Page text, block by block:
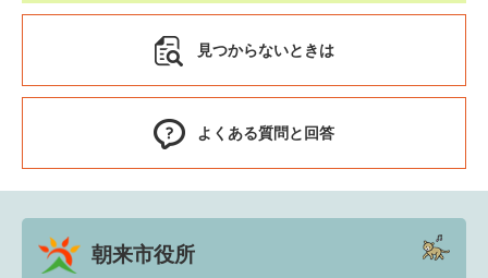
見つからないときは
よくある質問と回答
朝来市役所